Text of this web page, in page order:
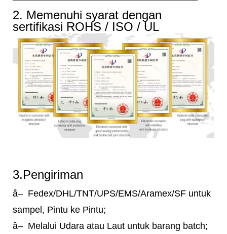
2. Memenuhi syarat dengan
sertifikasi ROHS / ISO / UL
3.Pengiriman
â– Fedex/DHL/TNT/UPS/EMS/Aramex/SF untuk
sampel, Pintu ke Pintu;
â– Melalui Udara atau Laut untuk barang batch;